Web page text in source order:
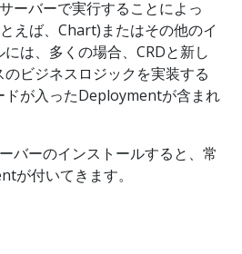
ーバーで実行することによっ
えば、Chart)またはその他のイ
は、多くの場合、CRDと新し
ビジネスロジックを実装する
ドが入ったDeploymentが含まれ
バーのインストールすると、常
が付いてきます。